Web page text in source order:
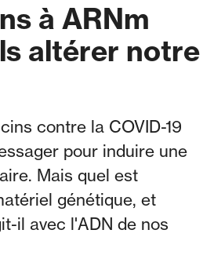
à ARNm
altérer notre
contre la COVID-19
pour induire une
Mais quel est
génétique, et
il avec l'ADN de nos